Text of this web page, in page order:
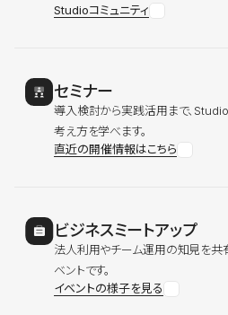
Studioコミュニティ
セミナー
導入検討から実践活用まで、
考え方を学べます。
直近の開催情報はこちら
ビジネスミートアップ
法人利用やチーム運用の知見を共
ベントです。
イベントの様子を見る